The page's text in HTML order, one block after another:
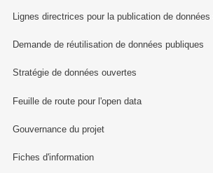
Lignes directrices pour la publication de données
Demande de réutilisation de données publiques
Stratégie de données ouvertes
Feuille de route pour l'open data
Gouvernance du projet
Fiches d'information